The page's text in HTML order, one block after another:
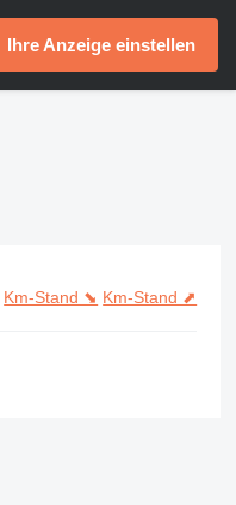
Ihre Anzeige einstellen
Km-Stand ⬊ Km-Stand ⬈